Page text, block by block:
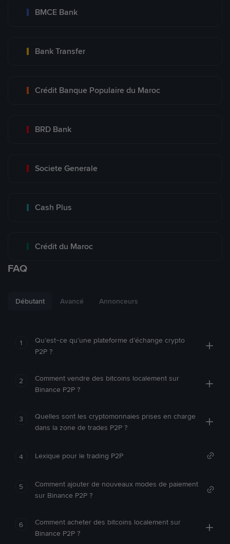
BMCE Bank
Bank Transfer
Crédit Banque Populaire du Maroc
BRD Bank
Societe Generale
Cash Plus
Crédit du Maroc
FAQ
Débutant Avancé Annonceurs
1
Qu’est-ce qu’une plateforme d’échange crypto
P2P ?
2
Comment vendre des bitcoins localement sur
Binance P2P ?
3
Quelles sont les cryptomonnaies prises en charge
dans la zone de trades P2P ?
4 Lexique pour le trading P2P
5
Comment ajouter de nouveaux modes de paiement
sur Binance P2P ?
6
Comment acheter des bitcoins localement sur
Binance P2P ?